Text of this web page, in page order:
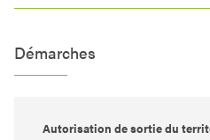
Démarches
Autorisation de sortie du